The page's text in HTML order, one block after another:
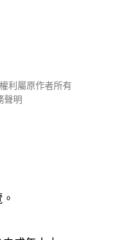
利屬原作者所有
聲明